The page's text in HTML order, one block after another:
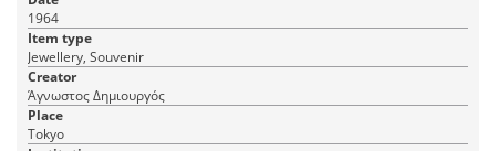
1964
Item type
Jewellery, Souvenir
Creator
Άγνωστος Δημιουργός
Place
Tokyo